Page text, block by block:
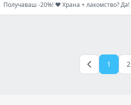
Получаваш -20%! ❤️ Храна + лакомство? Да!
1 2